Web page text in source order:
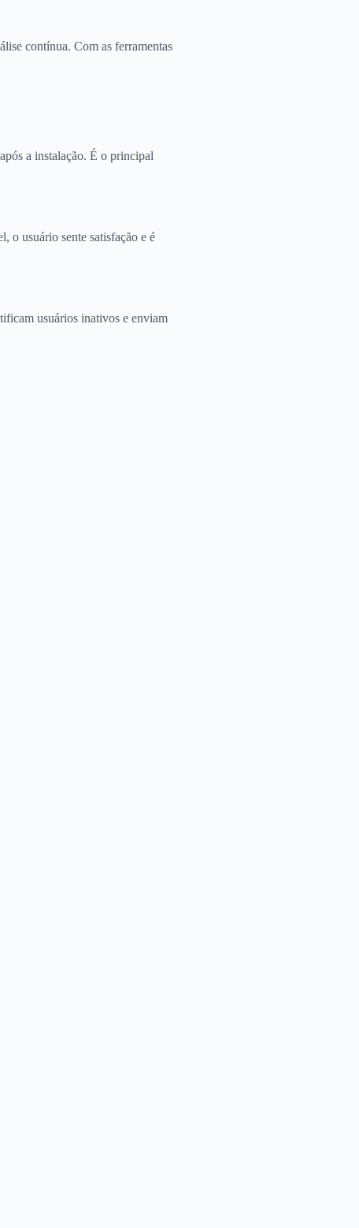
contínua. Com as ferramentas
a instalação. É o principal
o usuário sente satisfação e é
usuários inativos e enviam